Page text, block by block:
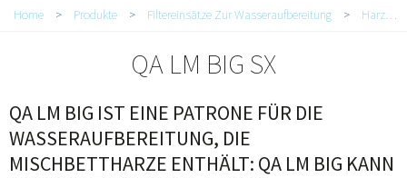
You are here
Home > Produkte > Filtereinsätze Zur Wasseraufbereitung > Harze
QA LM BIG SX
QA LM BIG IST EINE PATRONE FÜR DIE
WASSERAUFBEREITUNG, DIE
MISCHBETTHARZE ENTHÄLT: QA LM BIG KANN